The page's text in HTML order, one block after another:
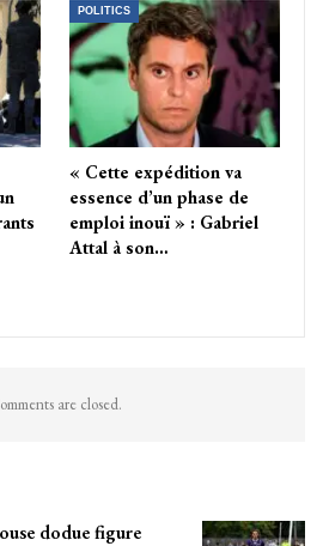
POLITICS
« Cette expédition va
essence d’un phase de
emploi inouï » : Gabriel
Attal à son…
are closed.
dodue figure